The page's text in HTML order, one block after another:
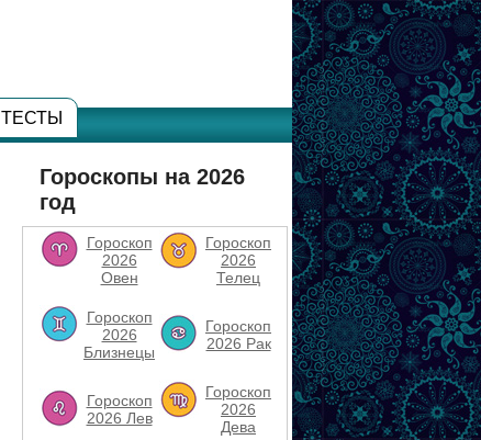
ТЕСТЫ
Гороскопы на 2026
год
Гороскоп
2026
Овен
Гороскоп
2026
Телец
Гороскоп
2026
Близнецы
Гороскоп
2026 Рак
Гороскоп
2026 Лев
Гороскоп
2026
Дева